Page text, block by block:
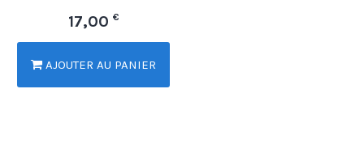
17,00 €
AJOUTER AU PANIER